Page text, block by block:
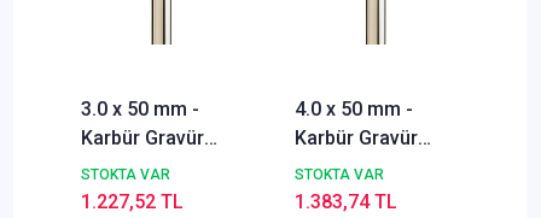
3.0 x 50 mm -
Karbür Gravür
ucu, 60º,
pantoğraf frezesi
STOKTA VAR
1.227,52 TL
4.0 x 50 mm -
Karbür Gravür
ucu, 60º,
pantoğraf frezesi
STOKTA VAR
1.383,74 TL